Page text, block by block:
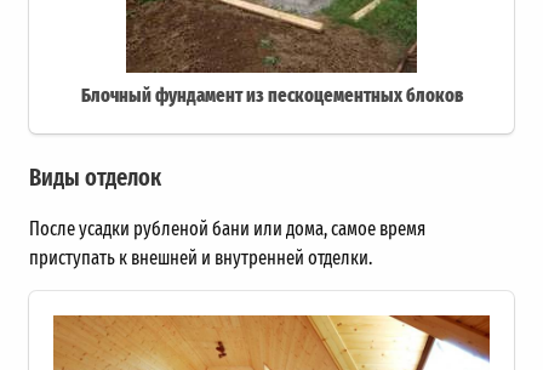
Блочный фундамент из пескоцементных блоков
Виды отделок
После усадки рубленой бани или дома, самое время
приступать к внешней и внутренней отделки.